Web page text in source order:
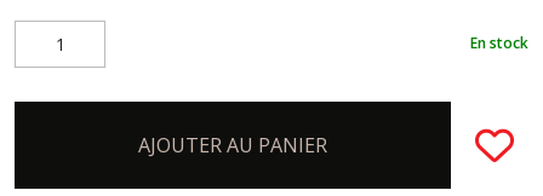
En stock
AJOUTER AU PANIER